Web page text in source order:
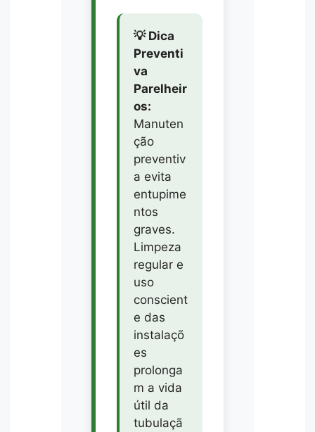
💡 Dica
Preventi
va
Parelheir
os:
Manuten
ção
preventiv
a evita
entupime
ntos
graves.
Limpeza
regular e
uso
conscient
e das
instalaçõ
es
prolonga
m a vida
útil da
tubulaçã